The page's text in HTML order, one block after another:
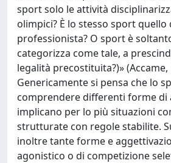
sport solo le attività
olimpici? È lo stesso sport
professionista? O sport è
categorizza come tale, a
legalità precostituita?)» (Accame,
Genericamente si pensa che lo
comprendere differenti forme di
implicano per lo più situazioni
strutturate con regole stabilite.
inoltre tante forme e
agonistico o di competizione